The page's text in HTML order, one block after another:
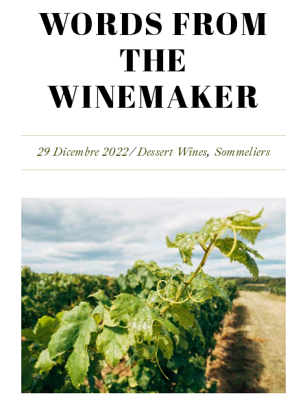
WORDS FROM
THE
WINEMAKER
29 Dicembre 2022 Dessert Wines Sommeliers